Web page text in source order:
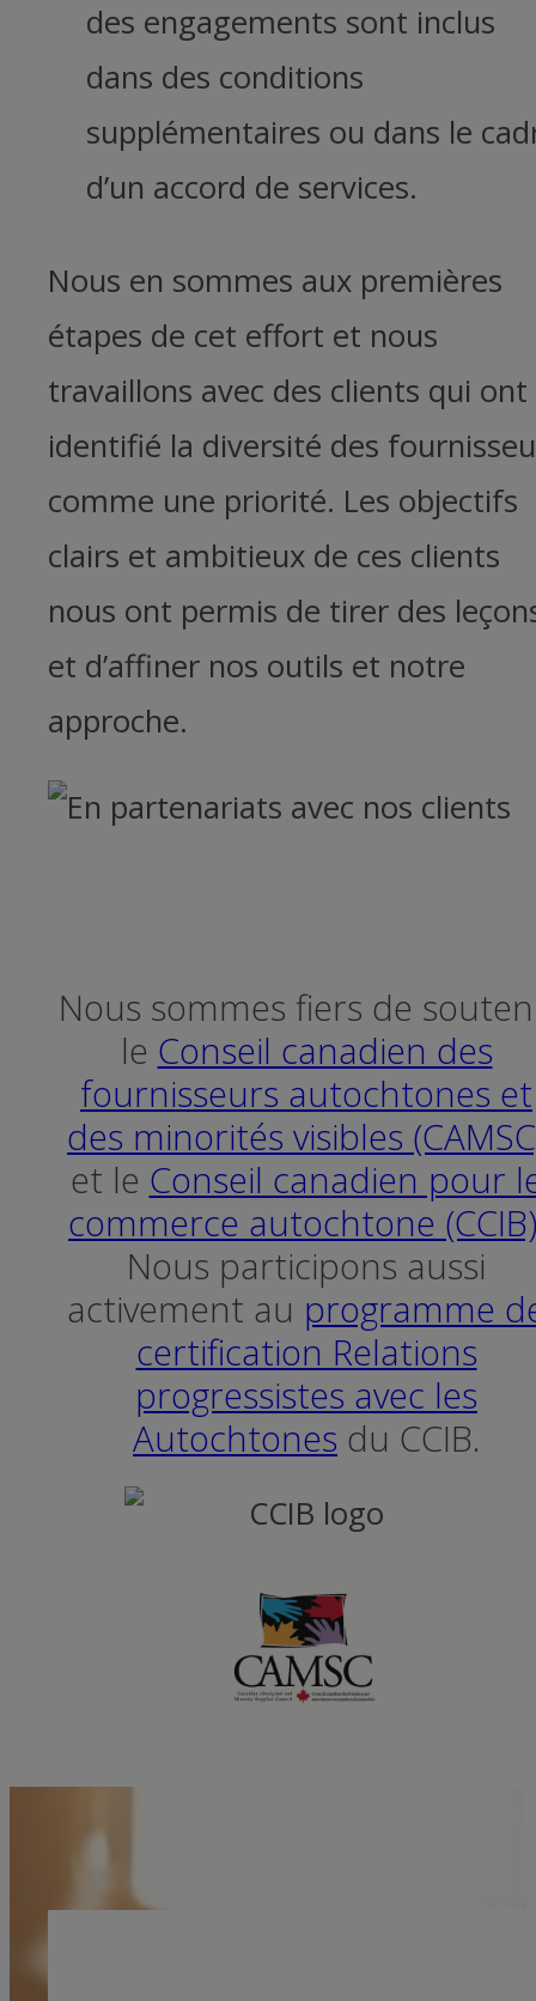
des engagements sont inclus
dans des conditions
supplémentaires ou dans le
d’un accord de services.
Nous en sommes aux premières
étapes de cet effort et nous
travaillons avec des clients qui ont
identifié la diversité des
comme une priorité. Les objectifs
clairs et ambitieux de ces clients
nous ont permis de tirer des
et d’affiner nos outils et notre
approche.
Nous sommes fiers de
le Conseil canadien des
fournisseurs autochtones et
des minorités visibles
et le Conseil canadien pour
commerce autochtone (CCIB)
Nous participons aussi
activement au programme
certification Relations
progressistes avec les
Autochtones du CCIB.